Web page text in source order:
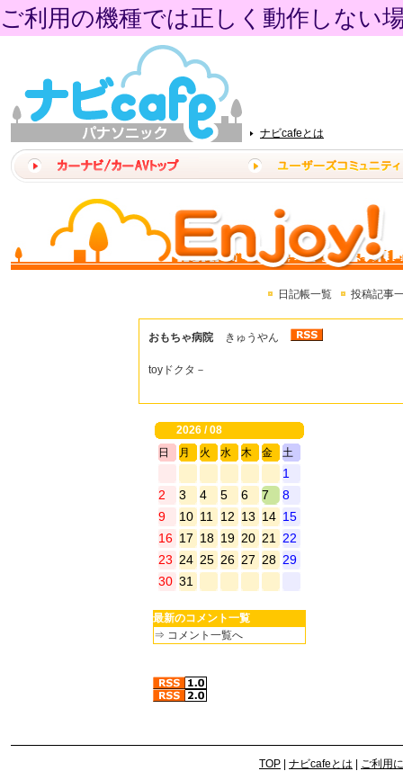
ご利用の機種では正しく動作しない
ナビcafeとは
日記帳一覧 投稿記事
おもちゃ病院 きゅうやん
toyドクタ－
2026 / 08
日
月 火 水 木 金 土
1
2
3 4 5 6 7
8
9
10 11 12 13 14 15
16 17 18 19 20 21
22
23 24 25 26 27 28 29
30 31
最新のコメント一覧
⇒ コメント一覧へ
TOP ナビcafeとは
ご利用